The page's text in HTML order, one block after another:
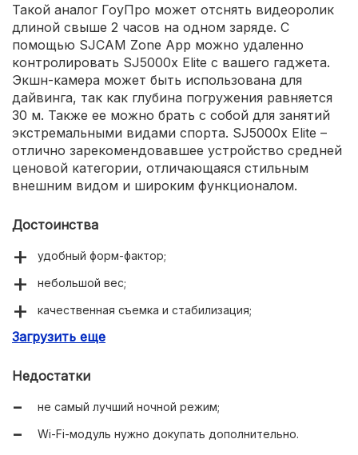
Такой аналог ГоуПро может отснять видеоролик
длиной свыше 2 часов на одном заряде. С
помощью SJCAM Zone App можно удаленно
контролировать SJ5000x Elite с вашего гаджета.
Экшн-камера может быть использована для
дайвинга, так как глубина погружения равняется
30 м. Также ее можно брать с собой для занятий
экстремальными видами спорта. SJ5000x Elite –
отлично зарекомендовавшее устройство средней
ценовой категории, отличающаяся стильным
внешним видом и широким функционалом.
Достоинства
удобный форм-фактор;
небольшой вес;
качественная съемка и стабилизация;
информативный дисплей на 2 дюйма;
Загрузить еще
Недостатки
не самый лучший ночной режим;
Wi-Fi-модуль нужно докупать дополнительно.